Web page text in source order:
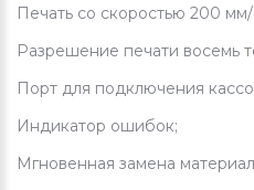
Печать со скоростью 200 мм/
Разрешение печати восемь
Порт для подключения
Индикатор ошибок;
Мгновенная замена